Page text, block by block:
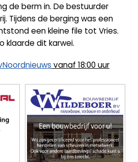
de berm in. De bestuurder
Tijdens de berging was een
een kleine file tot Vries.
klaarde dit karwei.
vanaf 18:00 uur